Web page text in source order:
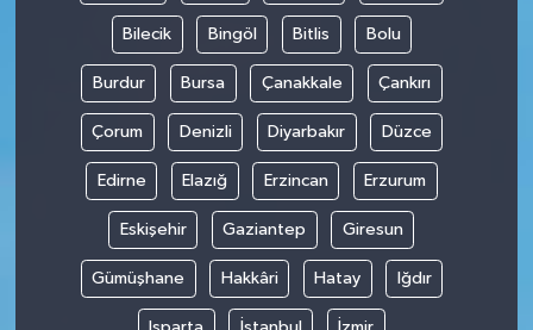
Bilecik Bingöl Bitlis Bolu
Burdur Bursa Çanakkale Çankırı
Çorum Denizli Diyarbakır Düzce
Edirne Elazığ Erzincan Erzurum
Eskişehir Gaziantep Giresun
Gümüşhane Hakkâri Hatay Iğdır